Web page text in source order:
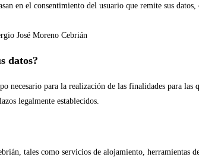
en el consentimiento del usuario que remite sus
José Moreno Cebrián
datos?
necesario para la realización de las finalidades para
legalmente establecidos.
tales como servicios de alojamiento, herramientas